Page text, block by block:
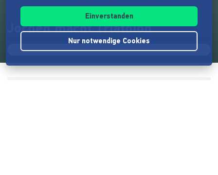
Jochen macht Triathlon
Einverstanden
Nur notwendige Cookies